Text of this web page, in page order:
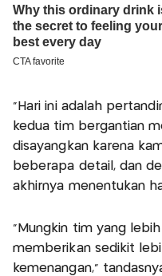
"Hari ini adalah
kedua tim bergantian
disayangkan karena
beberapa detail, dan
akhirnya menentukan
"Mungkin tim yang
memberikan sedikit
kemenangan,"